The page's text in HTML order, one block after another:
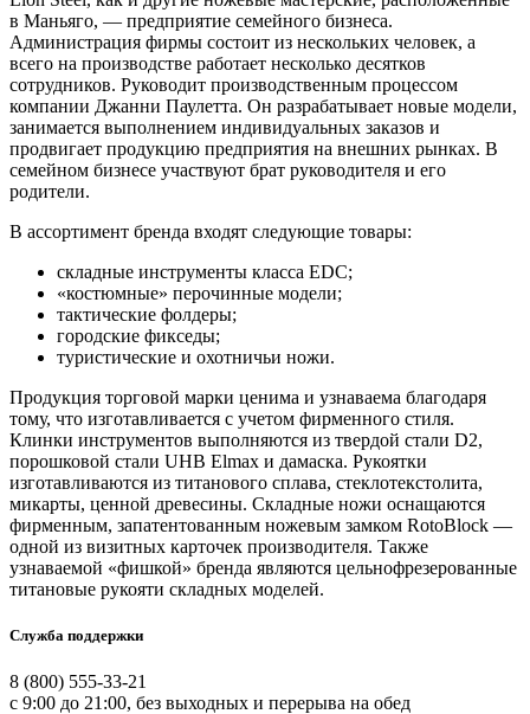
в Маньяго, — предприятие семейного бизнеса.
Администрация фирмы состоит из нескольких человек, а
всего на производстве работает несколько десятков
сотрудников. Руководит производственным процессом
компании Джанни Паулетта. Он разрабатывает новые модели,
занимается выполнением индивидуальных заказов и
продвигает продукцию предприятия на внешних рынках. В
семейном бизнесе участвуют брат руководителя и его
родители.
В ассортимент бренда входят следующие товары:
складные инструменты класса EDC;
«костюмные» перочинные модели;
тактические фолдеры;
городские фикседы;
туристические и охотничьи ножи.
Продукция торговой марки ценима и узнаваема благодаря
тому, что изготавливается с учетом фирменного стиля.
Клинки инструментов выполняются из твердой стали D2,
порошковой стали UHB Elmax и дамаска. Рукоятки
изготавливаются из титанового сплава, стеклотекстолита,
микарты, ценной древесины. Складные ножи оснащаются
фирменным, запатентованным ножевым замком RotoBlock —
одной из визитных карточек производителя. Также
узнаваемой «фишкой» бренда являются цельнофрезерованные
титановые рукояти складных моделей.
Служба поддержки
8 (800) 555-33-21
с 9:00 до 21:00, без выходных и перерыва на обед